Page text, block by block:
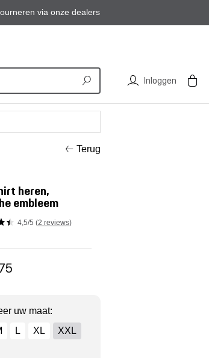
via onze dealers
Inloggen
Terug
heren,
embleem
4,5/5 (2 reviews)
uw maat:
L XL
XXL